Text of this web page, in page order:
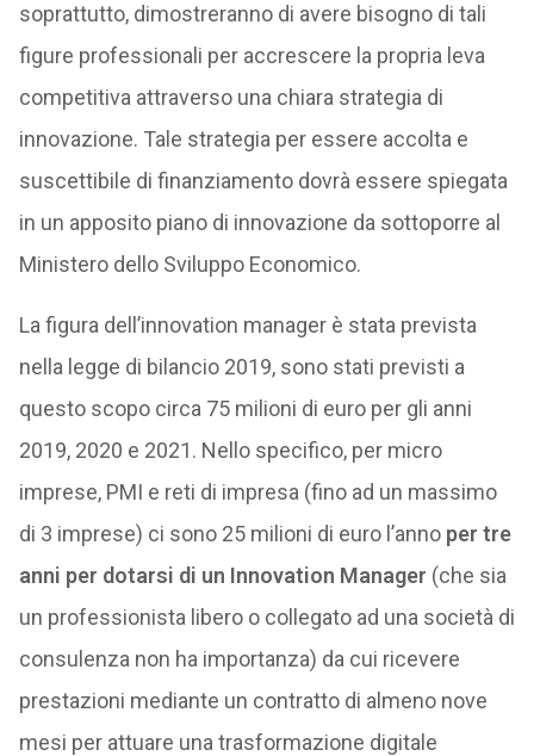
soprattutto, dimostreranno di avere bisogno di tali
figure professionali per accrescere la propria leva
competitiva attraverso una chiara strategia di
innovazione. Tale strategia per essere accolta e
suscettibile di finanziamento dovrà essere spiegata
in un apposito piano di innovazione da sottoporre al
Ministero dello Sviluppo Economico.
La figura dell’innovation manager è stata prevista
nella legge di bilancio 2019, sono stati previsti a
questo scopo circa 75 milioni di euro per gli anni
2019, 2020 e 2021. Nello specifico, per micro
imprese, PMI e reti di impresa (fino ad un massimo
di 3 imprese) ci sono 25 milioni di euro l’anno per tre
anni per dotarsi di un Innovation Manager (che sia
un professionista libero o collegato ad una società di
consulenza non ha importanza) da cui ricevere
prestazioni mediante un contratto di almeno nove
mesi per attuare una trasformazione digitale